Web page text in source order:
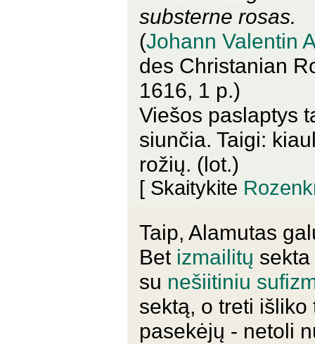
substerne rosas.
(Johann Valentin
des Christanian
1616, 1 p.)
Viešos paslaptys
siunčia. Taigi:
rožių. (lot.)
[ Skaitykite
Taip, Alamutas
Bet izmailitų
su nešiitiniu
sektą, o treti
pasekėjų - netoli